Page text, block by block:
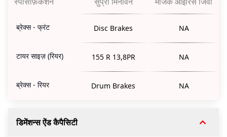
ब्रेक्स - फ्रंट Disc Brakes NA
टायर साइज़ (रियर) 155 R 13,8PR NA
ब्रेक्स - रियर Drum Brakes NA
डिमेंशन्स ऐंड कैपैसिटी